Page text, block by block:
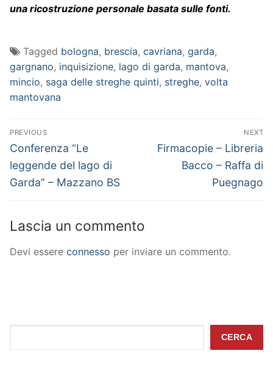
una ricostruzione personale basata sulle fonti.
Tagged bologna, brescia, cavriana, garda,
gargnano, inquisizione, lago di garda, mantova,
mincio, saga delle streghe quinti, streghe, volta
mantovana
Navigazione
articoli
PREVIOUS
Previous
post:
Conferenza “Le
leggende del lago di
Garda” – Mazzano BS
NEXT
Next
Firmacopie – Libreria
Bacco – Raffa di
Puegnago
Lascia un commento
Devi essere connesso per inviare un commento.
CERCA